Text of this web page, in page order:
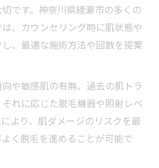
です。神奈川県綾瀬市の多くの
、カウンセリング時に肌状態や
、最適な施術方法や回数を提案
や敏感肌の有無、過去の肌トラ
れに応じた脱毛機器や照射レベ
より、肌ダメージのリスクを最
く脱毛を進めることが可能で